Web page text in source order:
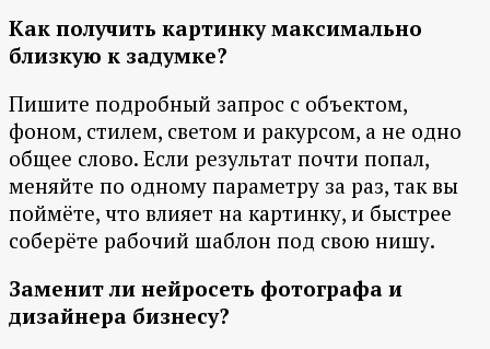
Как получить картинку максимально
близкую к задумке?
Пишите подробный запрос с объектом,
фоном, стилем, светом и ракурсом, а не одно
общее слово. Если результат почти попал,
меняйте по одному параметру за раз, так вы
поймёте, что влияет на картинку, и быстрее
соберёте рабочий шаблон под свою нишу.
Заменит ли нейросеть фотографа и
дизайнера бизнесу?